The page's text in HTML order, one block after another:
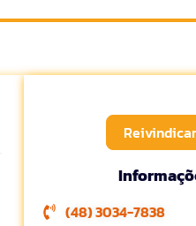
(48) 3034-7838